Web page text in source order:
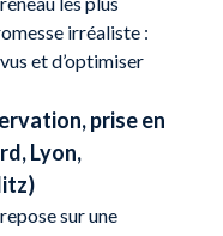
irréaliste :
et d’optimiser
prise en
Lyon,
sur une